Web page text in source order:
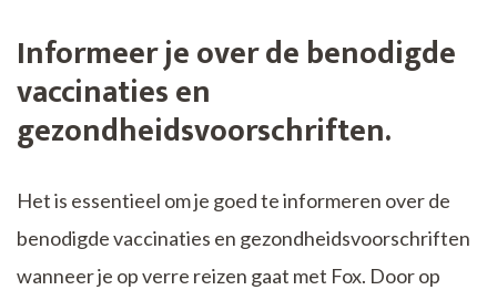
Informeer je over de benodigde
vaccinaties en
gezondheidsvoorschriften.
Het is essentieel om je goed te informeren over de
benodigde vaccinaties en gezondheidsvoorschriften
wanneer je op verre reizen gaat met Fox. Door op